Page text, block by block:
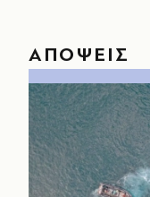
ΑΠΟΨΕΙΣ